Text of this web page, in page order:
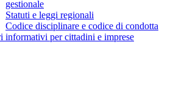
gestionale
Statuti e leggi regionali
Codice disciplinare e codice di condotta
informativi per cittadini e imprese